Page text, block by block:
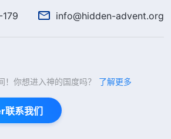
神的显明中看到了爸爸谬妄不通
在爸爸要被清除这事上放不下，
感活着，本性特别自私，所思所
情感，却不维护教会的利益，更
张欣对爸爸的评价、看法完全是
，想着从小到大爸爸都特别疼
info@hidden-advent.org
你想进入神的国度吗？ 了解更多
联系我们